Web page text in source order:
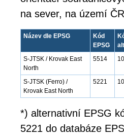
na sever, na území
Název dle EPSG
Kód
EPSG
S-JTSK / Krovak East
North
5514
S-JTSK (Ferro) /
Krovak East North
5221
*) alternativní EPSG
5221 do databáze